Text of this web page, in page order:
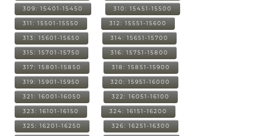
309: 15401-15450 310: 15451-15500
311: 15501-15550 312: 15551-15600
313: 15601-15650 314: 15651-15700
315: 15701-15750 316: 15751-15800
317: 15801-15850 318: 15851-15900
319: 15901-15950 320: 15951-16000
321: 16001-16050 322: 16051-16100
323: 16101-16150 324: 16151-16200
325: 16201-16250 326: 16251-16300